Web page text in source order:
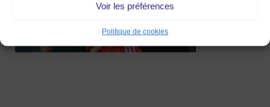
Voir les préférences
Politique de cookies